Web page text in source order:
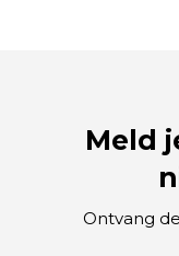
Meld
Ontvang